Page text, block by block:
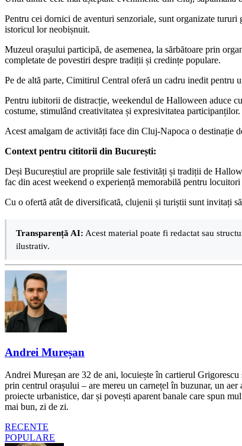
Pentru cei dornici de aventuri senzoriale, sunt organizate
istoricul lor neobișnuit.
Muzeul orașului participă, de asemenea, la sărbătoare prin
completate de povestiri despre tradiții și credințe populare.
Pe de altă parte, Cimitirul Central oferă un cadru inedit pentru
Pentru iubitorii de distracție, weekendul de Halloween aduce
costume, stimulând creativitatea și expresivitatea participanților.
Acest amalgam de activități face din Cluj-Napoca o destinație
Context pentru cititorii din București:
Deși Bucureștiul are propriile sale festivități și tradiții de
fac din acest weekend o experiență memorabilă pentru
Cu o ofertă atât de diversificată, clujenii și turiștii sunt invitați
Transparență AI: Acest material poate fi redactat sau
ilustrativ.
Andrei Mureșan
Andrei Mureșan are 32 de ani, locuiește în cartierul
prin centrul orașului – are mereu un carnețel în buzunar, un
proiecte urbanistice, dar și povești aparent banale care spun
mai bun, zi de zi.
RECENTE
POPULARE